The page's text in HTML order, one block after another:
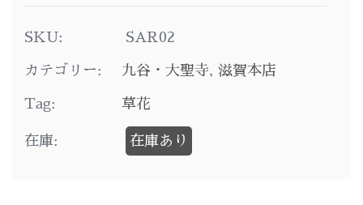
SKU: SAR02
カテゴリー: 九谷・大聖寺, 滋賀本店
Tag: 草花
在庫: 在庫あり